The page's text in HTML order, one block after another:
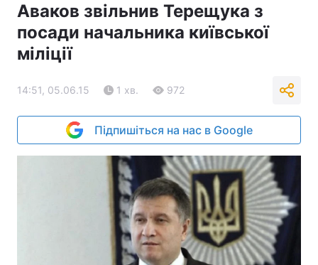
Аваков звільнив Терещука з
посади начальника київської
міліції
14:51, 05.06.15 1 хв. 972
Підпишіться на нас в Google